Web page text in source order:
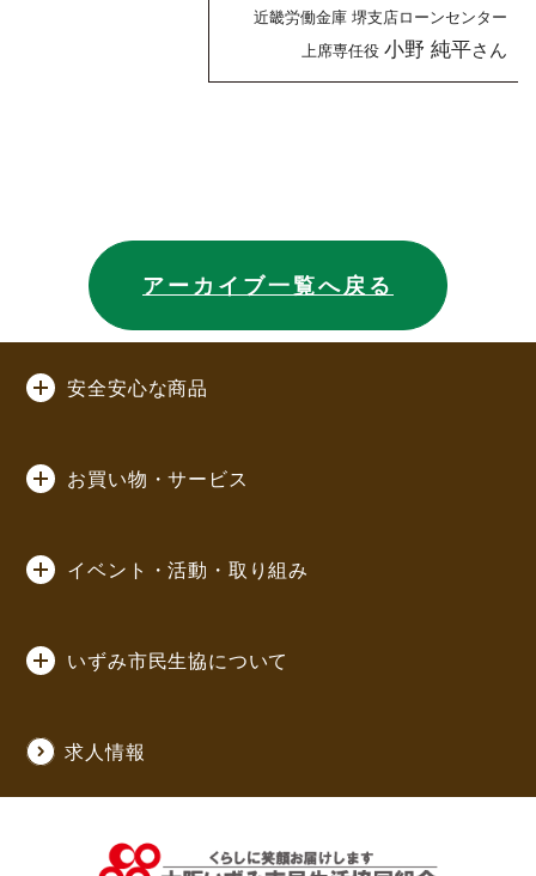
近畿労働金庫 堺支店ローンセンター
上席専任役 小野 純平さん
アーカイブ一覧へ戻る
安全安心な商品
お買い物・サービス
イベント・活動・取り組み
いずみ市民生協について
求人情報